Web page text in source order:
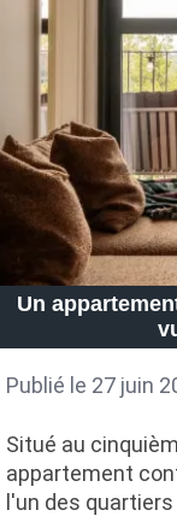
Un
Publié le 27 juin
Situé au
appartement
l'un des